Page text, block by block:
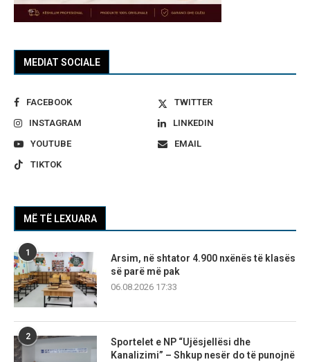
MEDIAT SOCIALE
FACEBOOK
TWITTER
INSTAGRAM
LINKEDIN
YOUTUBE
EMAIL
TIKTOK
MË TË LEXUARA
1
Arsim, në shtator 4.900 nxënës të klasës
së parë më pak
06.08.2026 17:33
2
Sportelet e NP “Ujësjellësi dhe
Kanalizimi” – Shkup nesër do të punojnë